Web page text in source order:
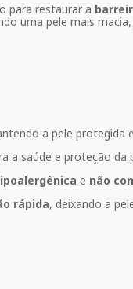
para restaurar a
uma pele mais
a pele protegida
a saúde e proteção da
e não
rápida, deixando a